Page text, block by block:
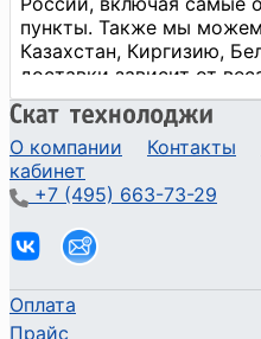
О компании Контакты
кабинет
+7 (495) 663-73-29
Оплата
Прайс